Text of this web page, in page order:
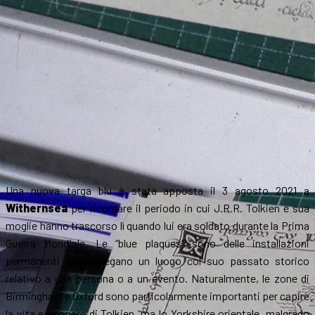
di
Tolkien
ed
Una nuova targa blu è stata apposta il 3 agosto 2021 a
Withernseaper ricordare il periodo in cui J.R.R. Tolkien e sua
moglie hanno trascorso lì quando lui era soldato durante la Prima
Guerra Mondiale. Le “blue plaques” sono delle installazioni
permanenti che collegano un luogo col suo passato storico
relativo a una persona o a un evento. Naturalmente, le zone di
Birmingham e Oxford sono particolarmente importanti per capire